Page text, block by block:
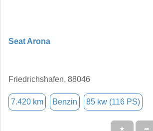
Seat Arona
Friedrichshafen, 88046
7.420 km Benzin 85 kw (116 PS)
★ ➦